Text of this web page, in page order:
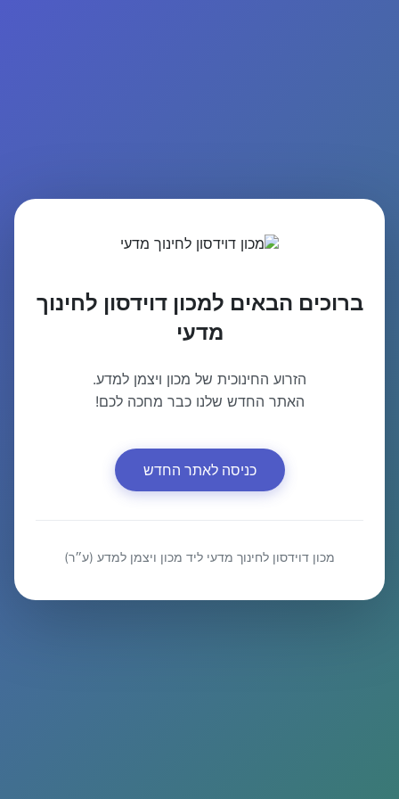
ברוכים הבאים למכון דוידסון לחינוך
מדעי
הזרוע החינוכית של מכון ויצמן למדע.
האתר החדש שלנו כבר מחכה לכם!
כניסה לאתר החדש
מכון דוידסון לחינוך מדעי ליד מכון ויצמן למדע (ע״ר)